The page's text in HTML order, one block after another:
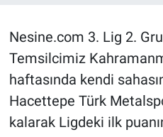
Nesine.com 3. Lig 2.
Temsilcimiz
haftasında kendi
Hacettepe Türk
kalarak Ligdeki ilk
ÇEVRE
HABERDE İNSAN
EĞİTİM